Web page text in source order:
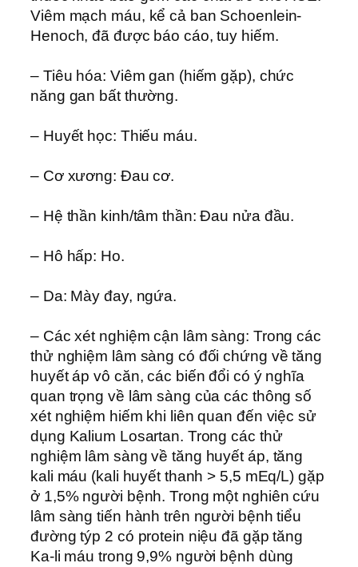
Viêm mạch máu, kể cả ban Schoenlein-
Henoch, đã được báo cáo, tuy hiếm.
– Tiêu hóa: Viêm gan (hiếm gặp), chức
năng gan bất thường.
– Huyết học: Thiếu máu.
– Cơ xương: Ðau cơ.
– Hệ thần kinh/tâm thần: Ðau nửa đầu.
– Hô hấp: Ho.
– Da: Mày đay, ngứa.
– Các xét nghiệm cận lâm sàng: Trong các
thử nghiệm lâm sàng có đối chứng về tăng
huyết áp vô căn, các biến đổi có ý nghĩa
quan trọng về lâm sàng của các thông số
xét nghiệm hiếm khi liên quan đến việc sử
dụng Kalium Losartan. Trong các thử
nghiệm lâm sàng về tăng huyết áp, tăng
kali máu (kali huyết thanh > 5,5 mEq/L) gặp
ở 1,5% người bệnh. Trong một nghiên cứu
lâm sàng tiến hành trên người bệnh tiểu
đường týp 2 có protein niệu đã gặp tăng
Ka-li máu trong 9,9% người bệnh dùng